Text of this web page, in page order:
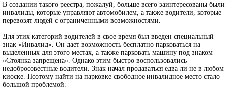
В создании такого реестра, пожалуй, больше всего заинтересованы были
инвалиды, которые управляют автомобилем, а также водители, которые
перевозят людей с ограниченными возможностями.
Для этих категорий водителей в свое время был введен специальный
знак «Инвалид». Он дает возможность бесплатно парковаться на
выделенных для этого местах, а также парковать машину под знаком
«Стоянка запрещена». Однако этим быстро воспользовались
недобросовестные водители. Знак начал продаваться едва ли не в любом
киоске. Поэтому найти на парковке свободное инвалидное место стало
большой проблемой.